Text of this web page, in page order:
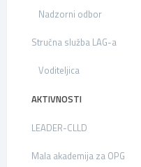
Nadzorni odbor
Stručna služba LAG-a
Voditeljica
AKTIVNOSTI
LEADER-CLLD
Mala akademija za OPG